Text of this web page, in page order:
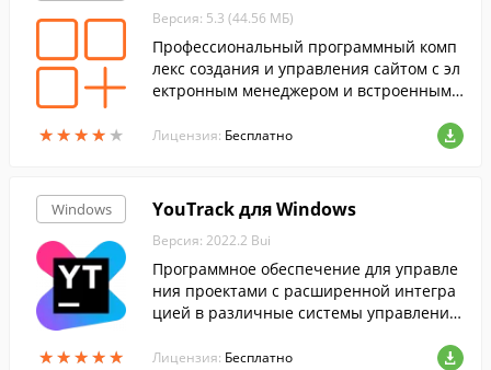
★★★★ ★
★★★★ ★
Версия: 5.3 (44.56 МБ)
Профессиональный программный комп
лекс создания и управления сайтом с эл
ектронным менеджером и встроенным г
правления Интернет-магазином.
Лицензия: Бесплатно
Windows
★★★★★
★★★★★
YouTrack для Windows
Версия: 2022.2 Bui
Программное обеспечение для управле
ния проектами с расширенной интегра
цией в различные системы управления
Лицензия: Бесплатно